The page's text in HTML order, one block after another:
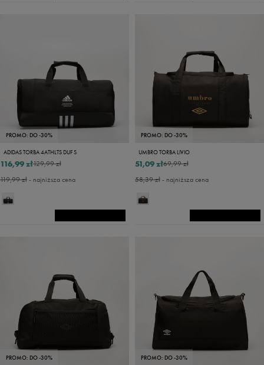
PROMO: DO -30%
ADIDAS TORBA 4ATHLTS DUF S
129,99 zł
116,99 zł
119,99 zł- najniższa cena
PROMO: DO -30%
UMBRO TORBA LIVIO
69,99 zł
51,09 zł
58,39 zł- najniższa cena
PROMO: DO -30% PROMO: DO -30%